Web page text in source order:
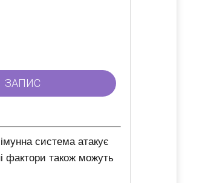
система атакує
фактори також можуть